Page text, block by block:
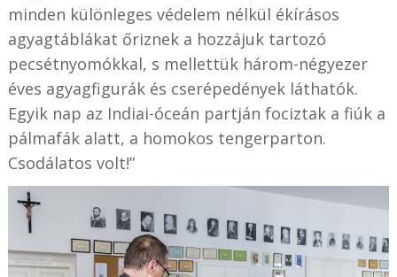
minden különleges védelem nélkül ékírásos
agyagtáblákat őriznek a hozzájuk tartozó
pecsétnyomókkal, s mellettük három-négyezer
éves agyagfigurák és cserépedények láthatók.
Egyik nap az Indiai-óceán partján fociztak a fiúk a
pálmafák alatt, a homokos tengerparton.
Csodálatos volt!”